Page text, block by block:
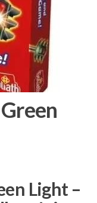
Light –